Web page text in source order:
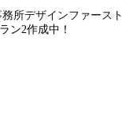
所デザインファースト
ン2作成中！